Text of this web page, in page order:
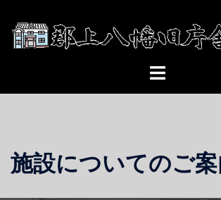
プ
ト
ュ
施設についてのご案